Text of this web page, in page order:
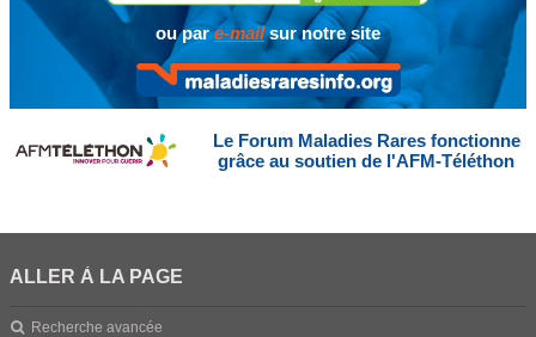
ou pare-mailsur notre site
Le Forum Maladies Rares fonctionne
grâce au soutien de l'AFM-Téléthon
ALLER À LA PAGE
Recherche avancée